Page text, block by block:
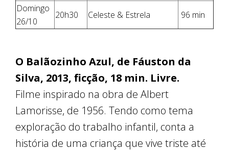
Domingo
26/10
20h30 Celeste & Estrela 96 min
O Balãozinho Azul, de Fáuston da
Silva, 2013, ficção, 18 min. Livre.
Filme inspirado na obra de Albert
Lamorisse, de 1956. Tendo como tema
exploração do trabalho infantil, conta a
história de uma criança que vive triste até